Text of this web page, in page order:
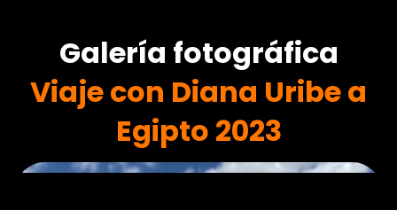
Galería fotográfica
Viaje con Diana Uribe a
Egipto 2023